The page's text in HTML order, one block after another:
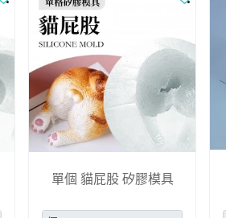
單個 貓屁股 矽膠模具